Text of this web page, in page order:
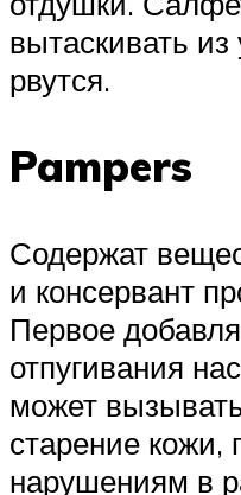
вытаскивать из
рвутся.
Pampers
Содержат
и консервант
Первое
отпугивания
может
старение кожи,
нарушениям в